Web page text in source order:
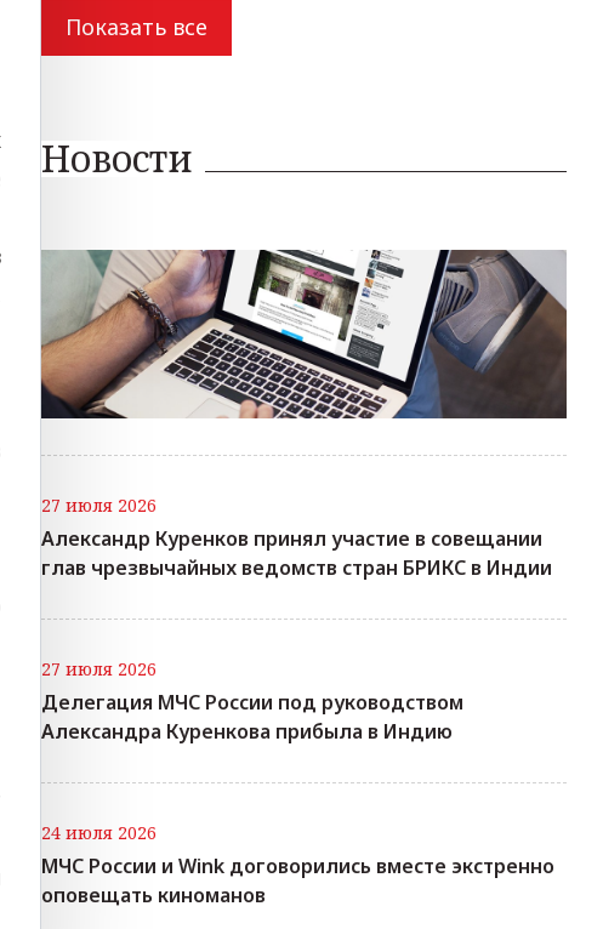
Показать все
Новости
27 июля 2026
Александр Куренков принял участие в совещании
глав чрезвычайных ведомств стран БРИКС в Индии
27 июля 2026
Делегация МЧС России под руководством
Александра Куренкова прибыла в Индию
24 июля 2026
МЧС России и Wink договорились вместе экстренно
оповещать киноманов